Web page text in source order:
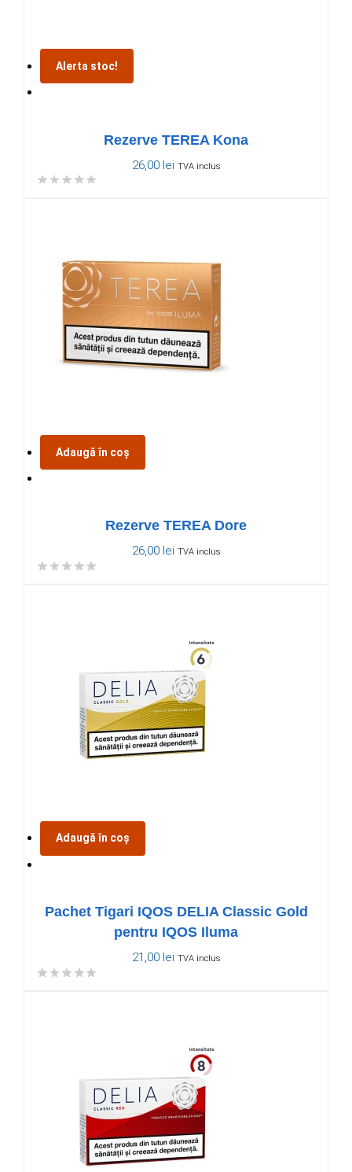
Alerta stoc!
Rezerve TEREA Kona
26,00 lei TVA inclus
Adaugă în coș
Rezerve TEREA Dore
26,00 lei TVA inclus
Adaugă în coș
Pachet Tigari IQOS DELIA Classic Gold
pentru IQOS Iluma
21,00 lei TVA inclus